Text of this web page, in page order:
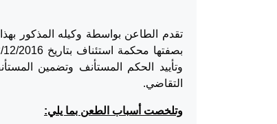
وتأييد الحكم المستأنف وتضمين
التقاضي.
وتلخصت أسباب الطعن بما يلي: